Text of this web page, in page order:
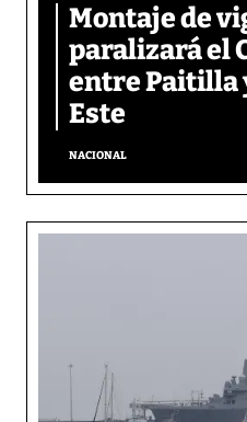
Montaje de
paralizará el
entre Paitilla
Este
NACIONAL